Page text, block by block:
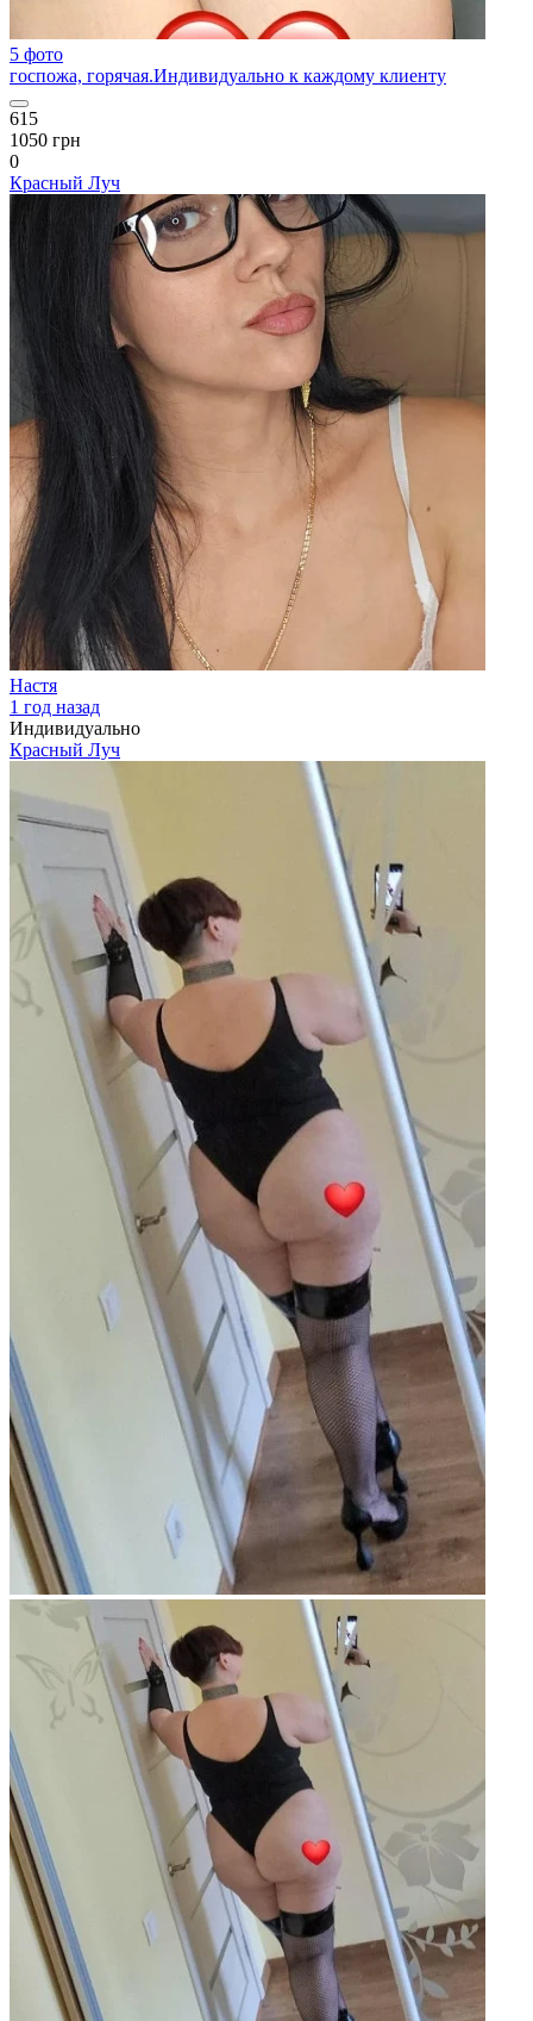
5 фото
госпожа, горячая.Индивидуально к каждому клиенту
615
1050 грн
0
Красный Луч
Настя
1 год назад
Индивидуально
Красный Луч